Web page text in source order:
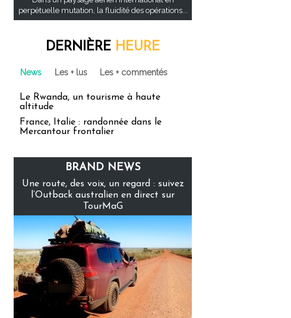
perpétuelle mutation, la fluidité des opérations...
DERNIÈRE HEURE
News Les + lus Les + commentés
Le Rwanda, un tourisme à haute
altitude
France, Italie : randonnée dans le
Mercantour frontalier
BRAND NEWS
Une route, des voix, un regard : suivez
l’Outback australien en direct sur
TourMaG